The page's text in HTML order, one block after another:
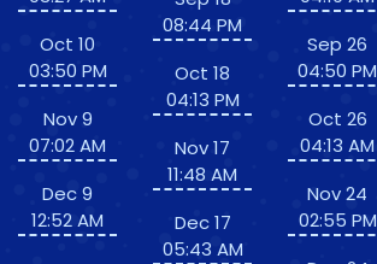
Oct 10
03:50 PM
Nov 9
07:02 AM
Dec 9
12:52 AM
08:44 PM
Oct 18
04:13 PM
Nov 17
11:48 AM
Dec 17
05:43 AM
Sep 26
04:50 PM
Oct 26
04:13 AM
Nov 24
02:55 PM